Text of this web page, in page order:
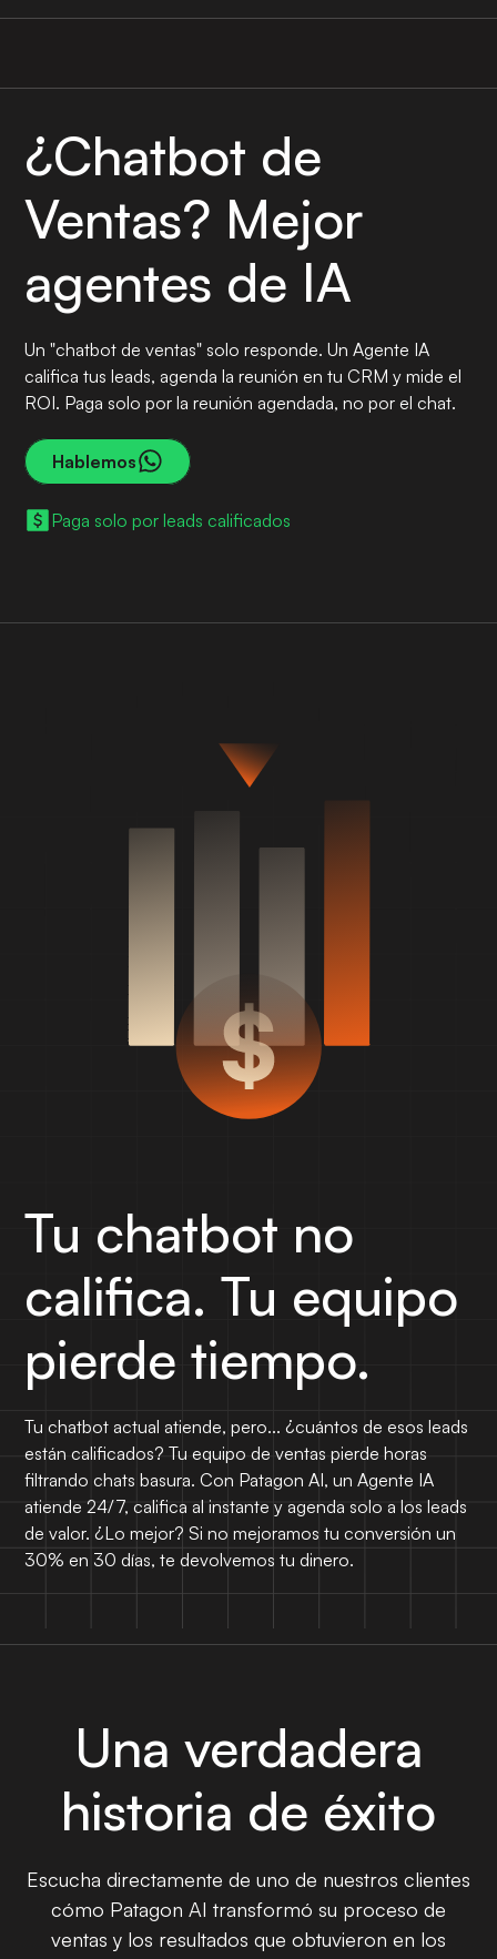
¿Chatbot de
Ventas? Mejor
agentes de IA
Un "chatbot de ventas" solo responde. Un Agente IA
califica tus leads, agenda la reunión en tu CRM y mide el
ROI. Paga solo por la reunión agendada, no por el chat.
Hablemos
Paga solo por leads calificados
Tu chatbot no
califica. Tu equipo
pierde tiempo.
Tu chatbot actual atiende, pero... ¿cuántos de esos leads
están calificados? Tu equipo de ventas pierde horas
filtrando chats basura. Con Patagon AI, un Agente IA
atiende 24/7, califica al instante y agenda solo a los leads
de valor. ¿Lo mejor? Si no mejoramos tu conversión un
30% en 30 días, te devolvemos tu dinero.
Una verdadera
historia de éxito
Escucha directamente de uno de nuestros clientes
cómo Patagon AI transformó su proceso de
ventas y los resultados que obtuvieron en los